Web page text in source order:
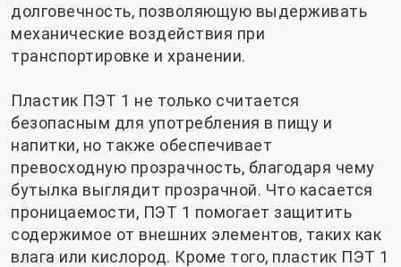
долговечность, позволяющую выдерживать
механические воздействия при
транспортировке и хранении.
Пластик ПЭТ 1 не только считается
безопасным для употребления в пищу и
напитки, но также обеспечивает
превосходную прозрачность, благодаря чему
бутылка выглядит прозрачной. Что касается
проницаемости, ПЭТ 1 помогает защитить
содержимое от внешних элементов, таких как
влага или кислород. Кроме того, пластик ПЭТ 1